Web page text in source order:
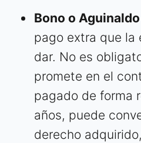
Bono o
pago extra que la
dar. No es
promete en el
pagado de forma
años, puede
derecho